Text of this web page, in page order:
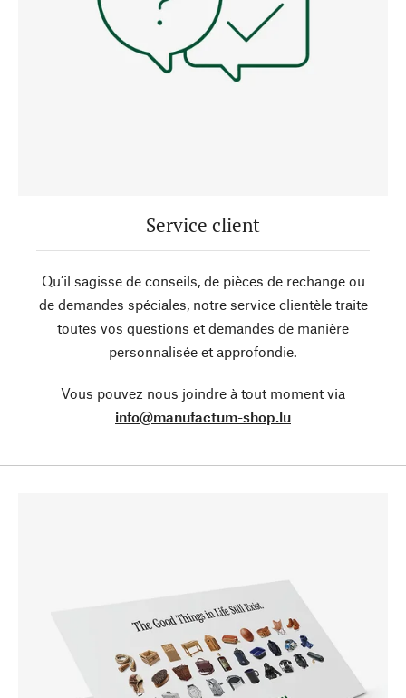
Service client
Qu’il sagisse de conseils, de pièces de rechange ou
de demandes spéciales, notre service clientèle traite
toutes vos questions et demandes de manière
personnalisée et approfondie.
Vous pouvez nous joindre à tout moment via
info@manufactum-shop.lu